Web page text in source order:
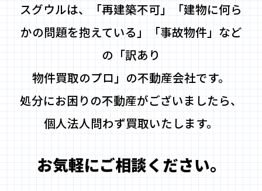
スグウルは、「再建築不可」「建物に何ら
かの問題を抱えている」「事故物件」など
の「訳あり
物件買取のプロ」の不動産会社です。
処分にお困りの不動産がございましたら、
個人法人問わず買取いたします。
お気軽にご相談ください。